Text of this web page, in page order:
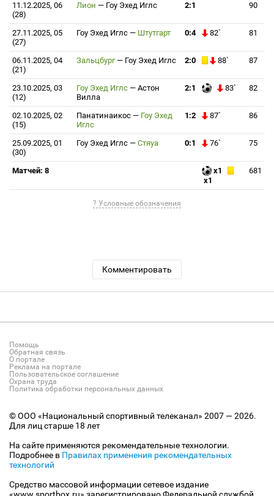
11.12.2025, 06
(28)
Лион — Гоу Эхед Иглс 2:1 90
27.11.2025, 05
(27)
Гоу Эхед Иглс — Штутгарт 0:4 82` 81
06.11.2025, 04
(21)
Зальцбург — Гоу Эхед Иглс 2:0 88` 87
23.10.2025, 03
(12)
Гоу Эхед Иглс — Астон
Вилла
2:1 83` 82
02.10.2025, 02
(15)
Панатинаикос — Гоу Эхед
Иглс
1:2 87` 86
25.09.2025, 01
(30)
Гоу Эхед Иглс — Стяуа 0:1 76` 75
Матчей: 8
x1
x1
681
? Условные обозначения
Комментировать
Помощь
Обратная связь
О портале
Реклама на портале
Пользовательское соглашение
Охрана труда
Политика обработки персональных данных
© ООО «Национальный спортивный телеканал» 2007 — 2026.
Для лиц старше 18 лет
На сайте применяются рекомендательные технологии.
Подробнее в Правилах применения рекомендательных
технологий
Средство массовой информации сетевое издание